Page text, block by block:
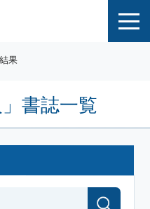
書誌一覧
果